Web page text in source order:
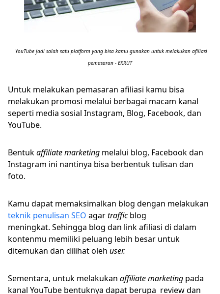
YouTube jadi salah satu platform yang bisa kamu gunakan untuk melakukan afiliasi
pemasaran - EKRUT
Untuk melakukan pemasaran afiliasi kamu bisa
melakukan promosi melalui berbagai macam kanal
seperti media sosial Instagram, Blog, Facebook, dan
YouTube.
Bentukaffiliate marketing melalui blog, Facebook dan
Instagram ini nantinya bisa berbentuk tulisan dan
foto.
Kamu dapat memaksimalkan blog dengan melakukan
teknik penulisan SEO agartrafficblog
meningkat. Sehingga blog dan link afiliasi di dalam
kontenmu memiliki peluang lebih besar untuk
ditemukan dan dilihat oleh user.
Sementara, untuk melakukan affiliate marketing pada
kanal YouTube bentuknya dapat berupa review dan